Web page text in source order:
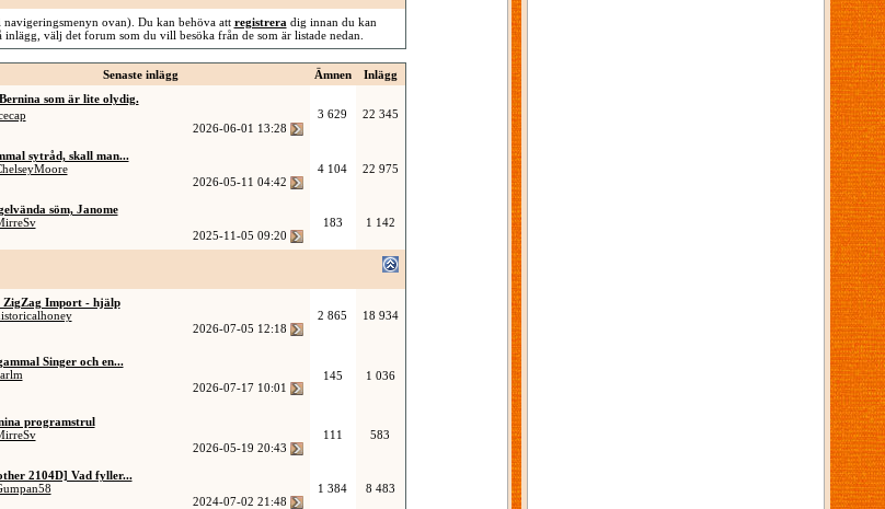
ovan). Du kan behöva att registrera dig innan du kan
välj det forum som du vill besöka från de som är listade nedan.
Senaste inlägg Ämnen Inlägg
Bernina som är lite olydig.
2026-06-01 13:28
3 629 22 345
sytråd, skall man...
2026-05-11 04:42
4 104 22 975
söm, Janome
2025-11-05 09:20
183 1 142
ZigZag Import - hjälp
2026-07-05 12:18
2 865 18 934
Singer och en...
2026-07-17 10:01
145 1 036
programstrul
2026-05-19 20:43
111 583
2104D] Vad fyller...
2024-07-02 21:48
1 384 8 483